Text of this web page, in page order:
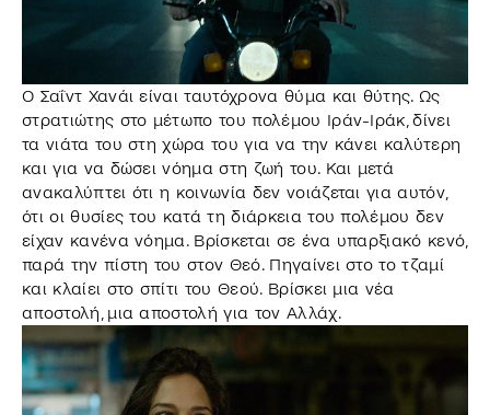
Ο Σαΐντ Χανάι είναι ταυτόχρονα θύμα και θύτης. Ως
στρατιώτης στο μέτωπο του πολέμου Ιράν-Ιράκ, δίνει
τα νιάτα του στη χώρα του για να την κάνει καλύτερη
και για να δώσει νόημα στη ζωή του. Και μετά
ανακαλύπτει ότι η κοινωνία δεν νοιάζεται για αυτόν,
ότι οι θυσίες του κατά τη διάρκεια του πολέμου δεν
είχαν κανένα νόημα. Βρίσκεται σε ένα υπαρξιακό κενό,
παρά την πίστη του στον Θεό. Πηγαίνει στο το τζαμί
και κλαίει στο σπίτι του Θεού. Βρίσκει μια νέα
αποστολή, μια αποστολή για τον Αλλάχ.